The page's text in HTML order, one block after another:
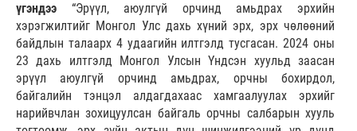
үгэндээ “Эрүүл, аюулгүй орчинд амьдрах эрхийн
хэрэгжилтийг Монгол Улс дахь хүний эрх, эрх чөлөөний
байдлын талаарх 4 удаагийн илтгэлд тусгасан. 2024 оны
23 дахь илтгэлд Монгол Улсын Үндсэн хуульд заасан
эрүүл аюулгүй орчинд амьдрах, орчны бохирдол,
байгалийн тэнцэл алдагдахаас хамгаалуулах эрхийг
нарийвчлан зохицуулсан байгаль орчны салбарын хууль